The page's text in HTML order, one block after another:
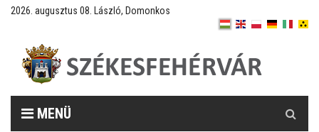
2026. augusztus 08. László, Domonkos
MENÜ